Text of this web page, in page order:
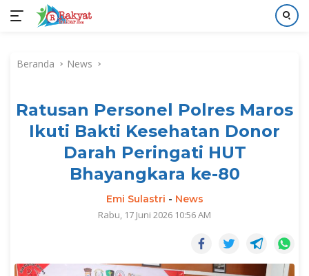
kontenBeranda News
Ratusan Personel Polres Maros
Ikuti Bakti Kesehatan Donor
Darah Peringati HUT
Bhayangkara ke-80
Emi Sulastri - News
Rabu, 17 Juni 2026 10:56 AM